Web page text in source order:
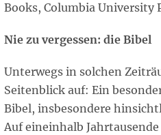
Books, Columbia University
Nie zu vergessen: die Bibel
Unterwegs in solchen
Seitenblick auf: Ein
Bibel, insbesondere
Auf eineinhalb